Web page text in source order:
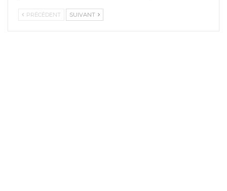
PRÉCÉDENT SUIVANT